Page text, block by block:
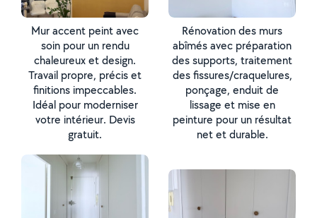
Mur accent peint avec
soin pour un rendu
chaleureux et design.
Travail propre, précis et
finitions impeccables.
Idéal pour moderniser
votre intérieur. Devis
gratuit.
Rénovation des murs
abîmés avec préparation
des supports, traitement
des fissures/craquelures,
ponçage, enduit de
lissage et mise en
peinture pour un résultat
net et durable.